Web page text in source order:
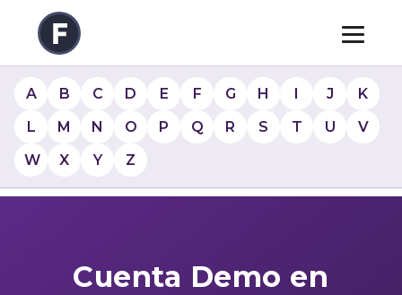
A B C D E F G H I J
K
L
M N O P Q R S T U
V
W
X Y Z
Cuenta Demo en